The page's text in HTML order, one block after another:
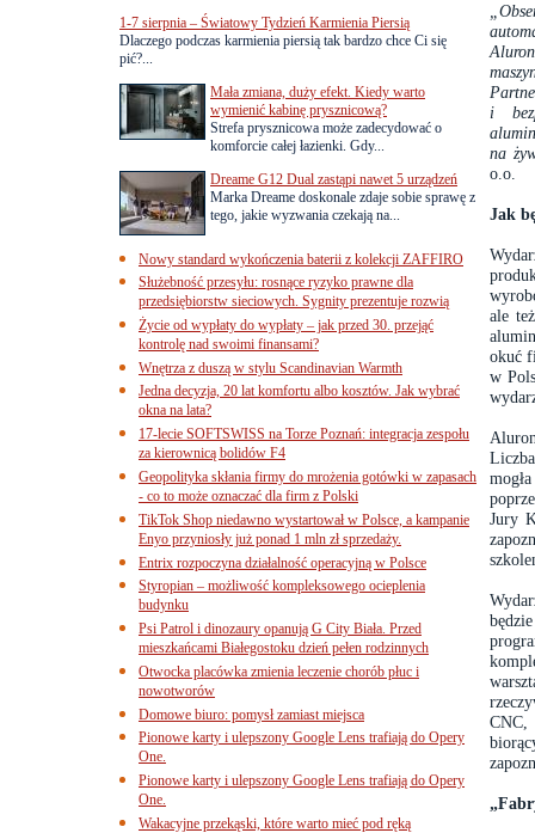
i
na
o.o.
Jak
ale
okuć
w
Jury
1-7 sierpnia – Światowy Tydzień Karmienia Piersią
Dlaczego podczas karmienia piersią tak bardzo chce Ci się
pić?...
Mała zmiana, duży efekt. Kiedy warto
wymienić kabinę prysznicową?
Strefa prysznicowa może zadecydować o
komforcie całej łazienki. Gdy...
Dreame G12 Dual zastąpi nawet 5 urządzeń
Marka Dreame doskonale zdaje sobie sprawę z
tego, jakie wyzwania czekają na...
Nowy standard wykończenia baterii z kolekcji ZAFFIRO
Służebność przesyłu: rosnące ryzyko prawne dla
przedsiębiorstw sieciowych. Sygnity prezentuje rozwią
Życie od wypłaty do wypłaty – jak przed 30. przejąć
kontrolę nad swoimi finansami?
Wnętrza z duszą w stylu Scandinavian Warmth
Jedna decyzja, 20 lat komfortu albo kosztów. Jak wybrać
okna na lata?
17-lecie SOFTSWISS na Torze Poznań: integracja zespołu
za kierownicą bolidów F4
Geopolityka skłania firmy do mrożenia gotówki w zapasach
- co to może oznaczać dla firm z Polski
TikTok Shop niedawno wystartował w Polsce, a kampanie
Enyo przyniosły już ponad 1 mln zł sprzedaży.
Entrix rozpoczyna działalność operacyjną w Polsce
Styropian – możliwość kompleksowego ocieplenia
budynku
Psi Patrol i dinozaury opanują G City Biała. Przed
mieszkańcami Białegostoku dzień pełen rodzinnych
Otwocka placówka zmienia leczenie chorób płuc i
nowotworów
Domowe biuro: pomysł zamiast miejsca
Pionowe karty i ulepszony Google Lens trafiają do Opery
One.
Pionowe karty i ulepszony Google Lens trafiają do Opery
One.
Wakacyjne przekąski, które warto mieć pod ręką